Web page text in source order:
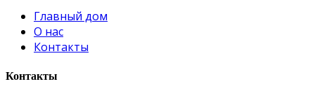
Главный дом
О нас
Контакты
Контакты